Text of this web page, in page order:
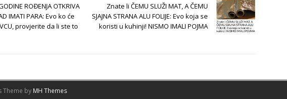
ROĐENJA OTKRIVA
IMATI PARA: Evo ko će
provjerite da li ste to
Znate li ČEMU SLUŽI MAT, A ČEMU
SJAJNA STRANA ALU FOLIJE: Evo koja se
koristi u kuhinji! NISMO IMALI POJMA
Theme by MH Themes